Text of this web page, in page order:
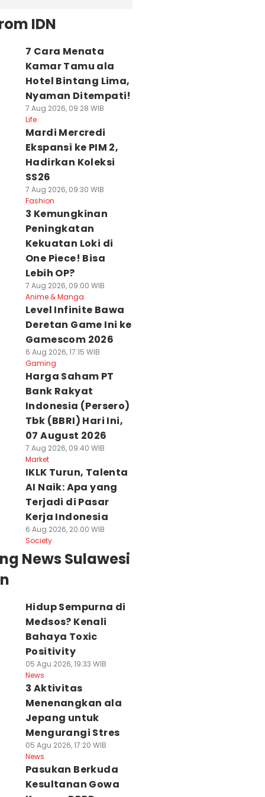
IDN
7 Cara Menata
Kamar Tamu ala
Hotel Bintang Lima,
Nyaman Ditempati!
7 Aug 2026, 09:28 WIB
Life
Mardi Mercredi
Ekspansi ke PIM 2,
Hadirkan Koleksi
SS26
7 Aug 2026, 09:30 WIB
Fashion
3 Kemungkinan
Peningkatan
Kekuatan Loki di
One Piece! Bisa
Lebih OP?
7 Aug 2026, 09:00 WIB
Anime & Manga
Level Infinite Bawa
Deretan Game Ini ke
Gamescom 2026
6 Aug 2026, 17:15 WIB
Gaming
Harga Saham PT
Bank Rakyat
Indonesia (Persero)
Tbk (BBRI) Hari Ini,
07 August 2026
7 Aug 2026, 09:40 WIB
Market
IKLK Turun, Talenta
AI Naik: Apa yang
Terjadi di Pasar
Kerja Indonesia
6 Aug 2026, 20:00 WIB
Society
News Sulawesi
Hidup Sempurna di
Medsos? Kenali
Bahaya Toxic
Positivity
05 Agu 2026, 19:33 WIB
News
3 Aktivitas
Menenangkan ala
Jepang untuk
Mengurangi Stres
05 Agu 2026, 17:20 WIB
News
Pasukan Berkuda
Kesultanan Gowa